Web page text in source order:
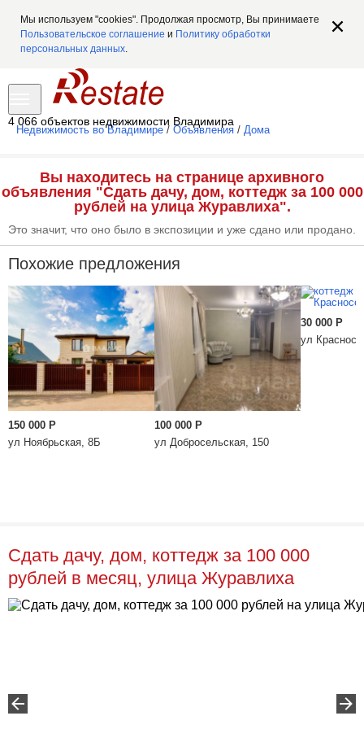
Мы используем "cookies". Продолжая просмотр, Вы принимаете
Пользовательское соглашение и Политику обработки
персональных данных.
4 066 объектов недвижимости Владимира
Недвижимость во Владимире / Объявления / Дома
Вы находитесь на странице архивного
объявления "Сдать дачу, дом, коттедж за 100 000
рублей на улица Журавлиха".
Это значит, что оно было в экспозиции и уже сдано или продано.
Похожие предложения
150 000 Р
ул Ноябрьская, 8Б
100 000 Р
ул Добросельская, 150
30 000 Р
ул
Сдать дачу, дом, коттедж за 100 000
рублей в месяц, улица Журавлиха